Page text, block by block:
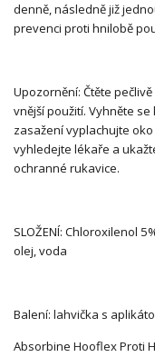
denně, následně již
prevenci proti hnilobě
Upozornění: Čtěte
vnější použití. Vyhněte
zasažení vyplachujte
vyhledejte lékaře a
ochranné rukavice.
SLOŽENÍ: Chloroxilenol
olej, voda
Balení: lahvička s
Absorbine Hooflex Proti